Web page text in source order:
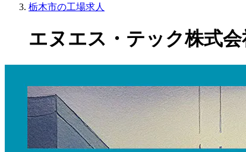
栃木市の工場求人
エヌエス・テック株式会